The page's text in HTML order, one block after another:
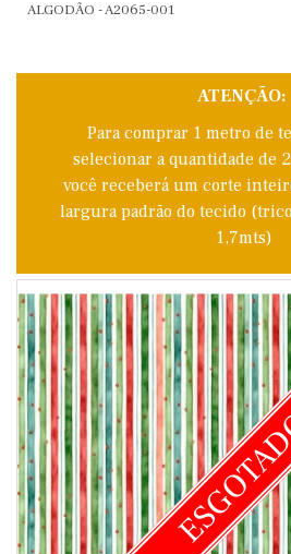
ALGODÃO - A2065-001
ATENÇÃO:
Para comprar 1 metro de
selecionar a quantidade de
você receberá um corte
largura padrão do tecido
1,7mts)